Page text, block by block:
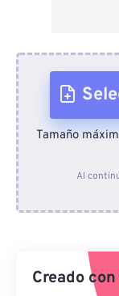
Tamaño
Al
Creado con